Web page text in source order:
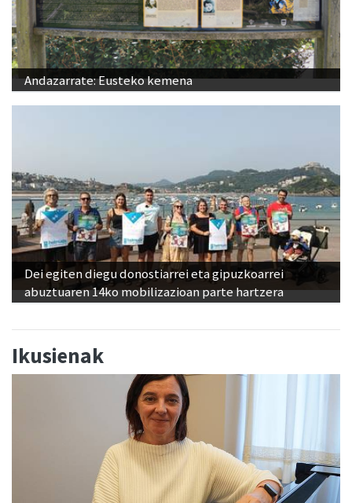
Andazarrate: Eusteko kemena
Dei egiten diegu donostiarrei eta gipuzkoarrei
abuztuaren 14ko mobilizazioan parte hartzera
Ikusienak